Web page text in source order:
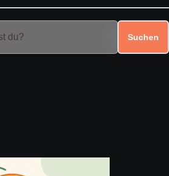
Suchen